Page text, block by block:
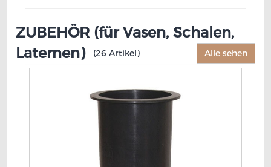
ZUBEHÖR (für Vasen, Schalen,
Laternen)
(26 Artikel) Alle sehen